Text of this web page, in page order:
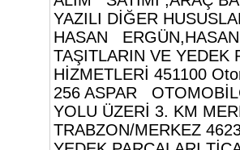
YAZILI DİĞER
HASAN
TAŞITLARIN VE YEDEK
HİZMETLERİ 451100
256 ASPAR
YOLU ÜZERİ 3. KM
TRABZON/MERKEZ